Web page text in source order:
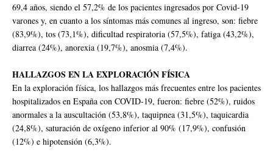
69,4 años, siendo el 57,2% de los pacientes ingresados por Covid-19
varones y, en cuanto a los síntomas más comunes al ingreso, son: fiebre
(83,9%), tos (73,1%), dificultad respiratoria (57,5%), fatiga (43,2%),
diarrea (24%), anorexia (19,7%), anosmia (7,4%).
HALLAZGOS EN LA EXPLORACIÓN FÍSICA
En la exploración física, los hallazgos más frecuentes entre los pacientes
hospitalizados en España con COVID-19, fueron: fiebre (52%), ruidos
anormales a la auscultación (53,8%), taquipnea (31,5%), taquicardia
(24,8%), saturación de oxígeno inferior al 90% (17,9%), confusión
(12%) e hipotensión (6,3%).